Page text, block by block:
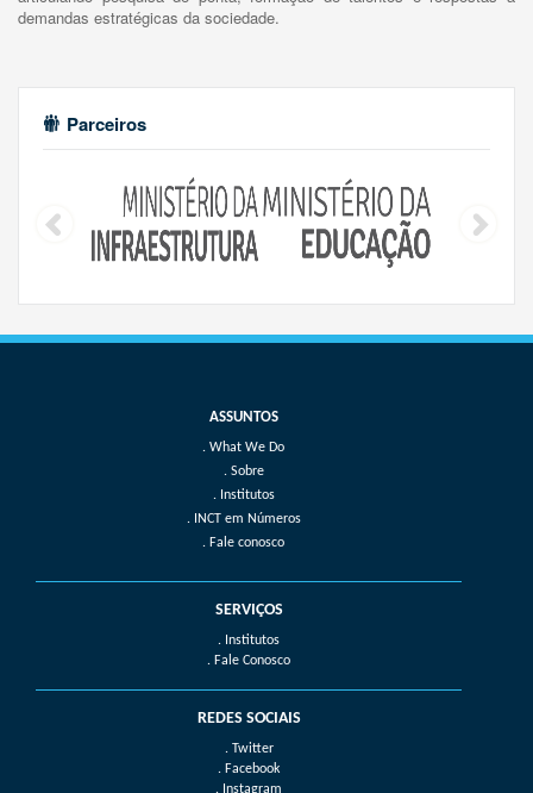
demandas estratégicas da sociedade.
Parceiros
What We Do
Sobre
Institutos
INCT em Números
Fale conosco
SERVIÇOS
. Institutos
. Fale Conosco
REDES SOCIAIS
. Twitter
. Facebook
. Instagram